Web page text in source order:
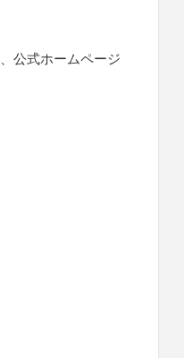
公式ホームページ